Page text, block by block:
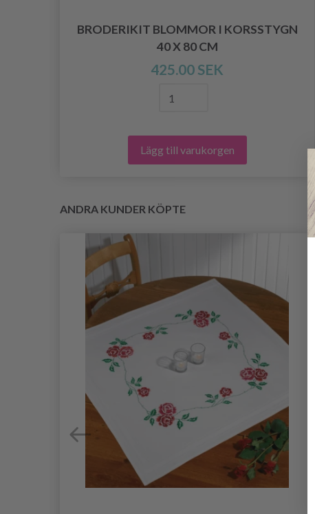
BRODERIKIT BLOMMOR I KORSSTYGN
40 X 80 CM
425.00 SEK
Lägg till varukorgen
ANDRA KUNDER KÖPTE